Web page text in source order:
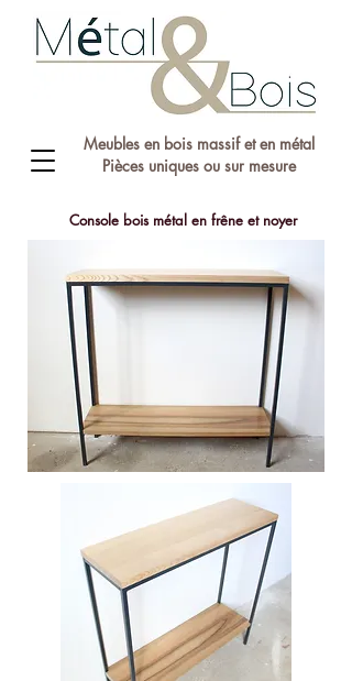
Meubles en bois massif et en métal
Pièces uniques ou sur mesure
Console bois métal en frêne et noyer